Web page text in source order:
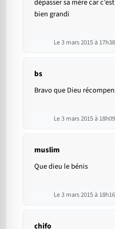
dépasser sa mére car
bien grandi
Le 3 mars 2015 à 17h38
bs
Bravo que Dieu
Le 3 mars 2015 à 18h09
muslim
Que dieu le bénis
Le 3 mars 2015 à 18h16
chifo